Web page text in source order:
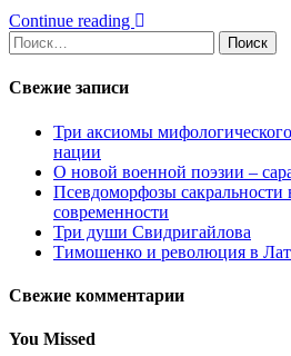
Отправить
Continue reading
Найти:
Свежие записи
Три аксиомы
нации
О новой военной поэзии –
Псевдоморфозы сакральности
современности
Три души Свидригайлова
Тимошенко и революция в
Свежие комментарии
You Missed